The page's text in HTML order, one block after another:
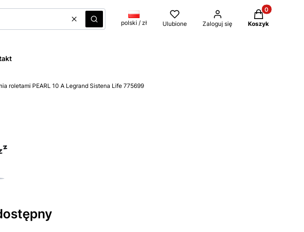
WyczyśćSzukaj polski / zł Ulubione Zaloguj się
Produkty w
Koszyk
roletami PEARL 10 A Legrand Sistena Life 775699